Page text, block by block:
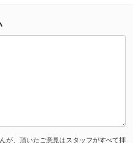
が、頂いたご意見はスタッフがすべて拝